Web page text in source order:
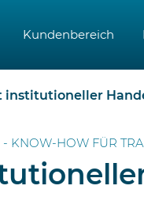
Kundenbereich
Handel? -
- KNOW-HOW FÜR